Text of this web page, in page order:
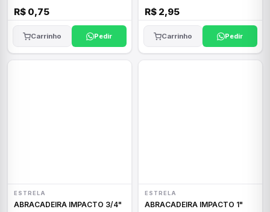
R$ 0,75
Carrinho Pedir
R$ 2,95
Carrinho Pedir
ESTRELA
ABRACADEIRA IMPACTO 3/4"
ESTRELA
ABRACADEIRA IMPACTO 1"